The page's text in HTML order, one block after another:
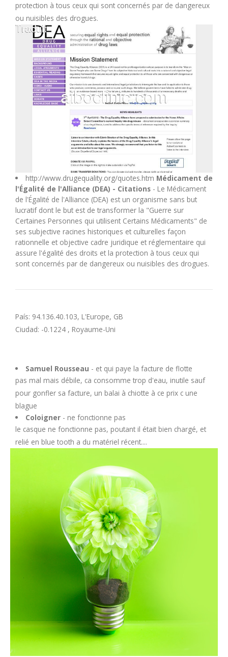
O
P
Q
R
T
U
V
W
X
Y
protection à tous ceux qui sont concernés par de dangereux
ou nuisibles des drogues.
http://www.drugequality.org/quotes.htm Médicament de
l'Égalité de l'Alliance (DEA) - Citations - Le Médicament
de l'Égalité de l'Alliance (DEA) est un organisme sans but
lucratif dont le but est de transformer la "Guerre sur
Certaines Personnes qui utilisent Certains Médicaments" de
ses subjective racines historiques et culturelles façon
rationnelle et objective cadre juridique et réglementaire qui
assure l'égalité des droits et la protection à tous ceux qui
sont concernés par de dangereux ou nuisibles des drogues.
País: 94.136.40.103, L'Europe, GB
Ciudad: -0.1224 , Royaume-Uni
Samuel Rousseau - et qui paye la facture de flotte
pas mal mais débile, ca consomme trop d'eau, inutile sauf
pour gonfler sa facture, un balai à chiotte à ce prix c une
blague
Coloigner- ne fonctionne pas
le casque ne fonctionne pas, poutant il était bien chargé, et
relié en blue tooth a du matériel récent....